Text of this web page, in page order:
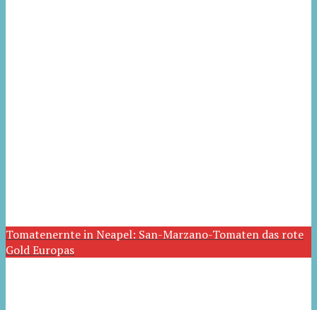
Tomatenernte in Neapel: San-Marzano-Tomaten das rote
Gold Europas